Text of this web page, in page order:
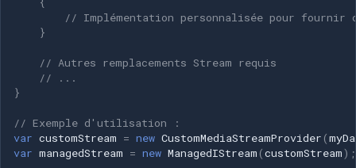
// Implémentation personnalisée pour fournir
}
// Autres remplacements Stream requis
// ...
}
// Exemple d'utilisation :
var customStream = new CustomMediaStreamProvider (
var managedStream = new ManagedIStream (customStream);